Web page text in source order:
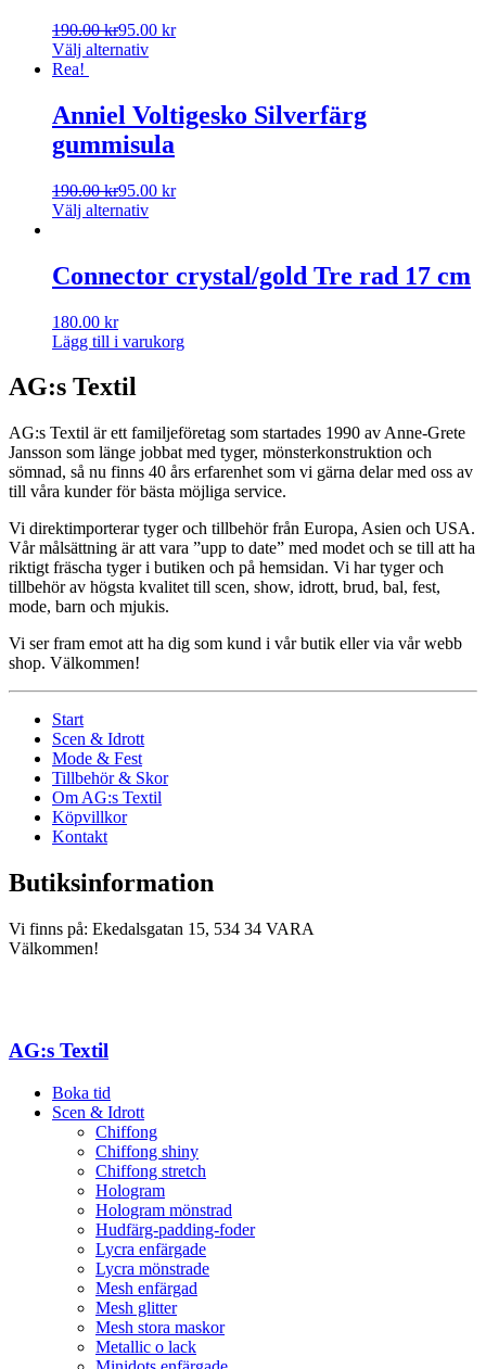
190.00kr95.00 kr
Välj alternativ
Rea!
Anniel Voltigesko Silverfärg
gummisula
190.00kr95.00 kr
Välj alternativ
Connector crystal/gold Tre rad 17 cm
180.00 kr
Lägg till i varukorg
AG:s Textil
AG:s Textil är ett familjeföretag som startades 1990 av Anne-Grete
Jansson som länge jobbat med tyger, mönsterkonstruktion och
sömnad, så nu finns 40 års erfarenhet som vi gärna delar med oss av
till våra kunder för bästa möjliga service.
Vi direktimporterar tyger och tillbehör från Europa, Asien och USA.
Vår målsättning är att vara ”upp to date” med modet och se till att ha
riktigt fräscha tyger i butiken och på hemsidan. Vi har tyger och
tillbehör av högsta kvalitet till scen, show, idrott, brud, bal, fest,
mode, barn och mjukis.
Vi ser fram emot att ha dig som kund i vår butik eller via vår webb
shop. Välkommen!
Start
Scen & Idrott
Mode & Fest
Tillbehör & Skor
Om AG:s Textil
Köpvillkor
Kontakt
Butiksinformation
Vi finns på: Ekedalsgatan 15, 534 34 VARA
Välkommen!
AG:s Textil
Boka tid
Scen & Idrott
Chiffong
Chiffong shiny
Chiffong stretch
Hologram
Hologram mönstrad
Hudfärg-padding-foder
Lycra enfärgade
Lycra mönstrade
Mesh enfärgad
Mesh glitter
Mesh stora maskor
Metallic o lack